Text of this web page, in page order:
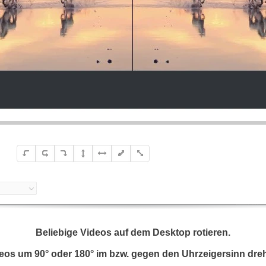
Beliebige Videos auf dem Desktop rotieren.
um 90° oder 180° im bzw. gegen den Uhrzeigersinn